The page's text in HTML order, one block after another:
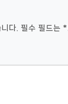
다. 필수 필드는 *